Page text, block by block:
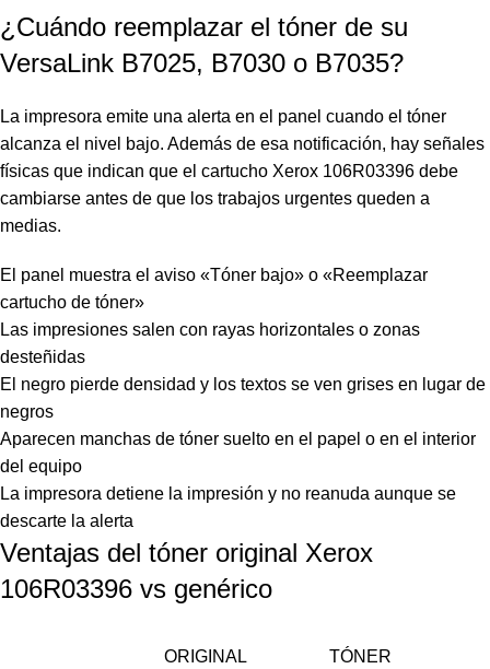
¿Cuándo reemplazar el tóner de su
VersaLink B7025, B7030 o B7035?
La impresora emite una alerta en el panel cuando el tóner
alcanza el nivel bajo. Además de esa notificación, hay señales
físicas que indican que el cartucho Xerox 106R03396 debe
cambiarse antes de que los trabajos urgentes queden a
medias.
El panel muestra el aviso «Tóner bajo» o «Reemplazar
cartucho de tóner»
Las impresiones salen con rayas horizontales o zonas
desteñidas
El negro pierde densidad y los textos se ven grises en lugar de
negros
Aparecen manchas de tóner suelto en el papel o en el interior
del equipo
La impresora detiene la impresión y no reanuda aunque se
descarte la alerta
Ventajas del tóner original Xerox
106R03396 vs genérico
ORIGINAL
TÓNER